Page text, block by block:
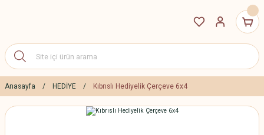
Anasayfa HEDİYE Kıbrıslı Hediyelik Çerçeve 6x4